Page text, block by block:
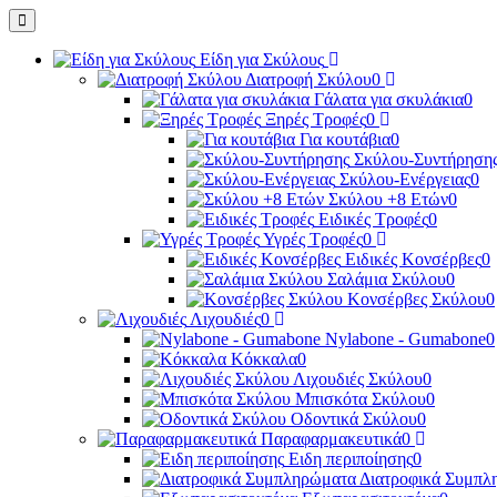
Είδη για Σκύλους
Διατροφή Σκύλου0
Γάλατα για σκυλάκια0
Ξηρές Τροφές0
Για κουτάβια0
Σκύλου-
Σκύλου-Ενέργειας0
Σκύλου +8 Ετών0
Ειδικές Τροφές0
Υγρές Τροφές0
Ειδικές Κονσέρβες0
Σαλάμια Σκύλου0
Κονσέρβες Σκύλου0
Λιχουδιές0
Nylabone - Gumabone0
Κόκκαλα0
Λιχουδιές Σκύλου0
Μπισκότα Σκύλου0
Οδοντικά Σκύλου0
Παραφαρμακευτικά0
Ειδη περιποίησης0
Διατροφικά